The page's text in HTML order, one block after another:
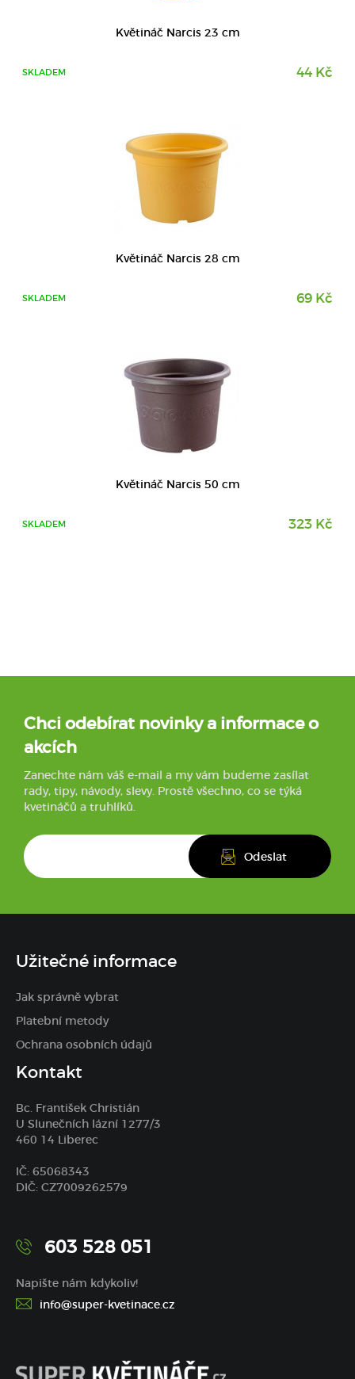
Květináč Narcis 23 cm
SKLADEM 44 Kč
Květináč Narcis 28 cm
SKLADEM 69 Kč
Květináč Narcis 50 cm
SKLADEM 323 Kč
Chci odebírat novinky a informace o
akcích
Zanechte nám váš e-mail a my vám budeme zasílat
rady, tipy, návody, slevy. Prostě všechno, co se týká
kvetináčů a truhlíků.
Užitečné informace
Jak správně vybrat
Platební metody
Ochrana osobních údajů
Kontakt
Bc. František Christián
U Slunečních lázní 1277/3
460 14 Liberec
IČ: 65068343
DIČ: CZ7009262579
603 528 051
Napište nám kdykoliv!
info@super-kvetinace.cz